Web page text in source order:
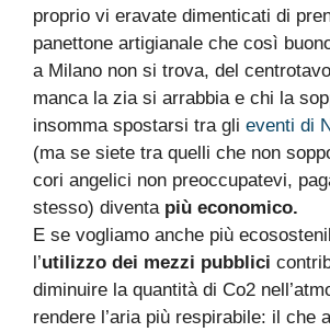
proprio vi eravate dimenticati di
panettone artigianale che così
a Milano non si trova, del
manca la zia si arrabbia e chi la
insomma spostarsi tra gli eventi di
(ma se siete tra quelli che non
cori angelici non preoccupatevi,
stesso) diventa più economico.
E se vogliamo anche più
l’utilizzo dei mezzi pubblici
diminuire la quantità di Co2
rendere l’aria più respirabile: il che